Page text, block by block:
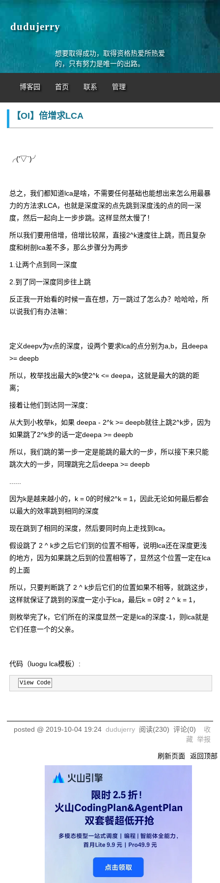
dudujerry
想要取得成功，取得资格热爱所热爱
的，只有努力是唯一的出路。
博客园 首页 联系 管理
【OI】倍增求LCA
╭(′▽`)╯
总之，我们都知道lca是啥，不需要任何基础也能想出来怎么用最暴
力的方法求LCA，也就是深度深的点先跳到深度浅的点的同一深
度，然后一起向上一步步跳。这样显然太慢了！
所以我们要用倍增，倍增比较屌，直接2^k速度往上跳，而且复杂
度和树剖lca差不多，那么步骤分为两步
1.让两个点到同一深度
2.到了同一深度同步往上跳
反正我一开始看的时候一直在想，万一跳过了怎么办？哈哈哈，所
以说我们有办法嘛：
定义deepv为v点的深度，设两个要求lca的点分别为a,b，且deepa
>= deepb
所以，枚举找出最大的k使2^k <= deepa，这就是最大的跳的距
离；
接着让他们到达同一深度：
从大到小枚举k，如果 deepa - 2^k >= deepb就往上跳2^k步，因为
如果跳了2^k步的话一定deepa >= deepb
所以，我们跳的第一步一定是能跳的最大的一步，所以接下来只能
跳次大的一步，同理跳完之后deepa >= deepb
因为k是越来越小的，k = 0的时候2^k = 1，因此无论如何最后都会
以最大的效率跳到相同的深度
现在跳到了相同的深度，然后要同时向上走找到lca。
假设跳了 2 ^ k步之后它们到的位置不相等，说明lca还在深度更浅
的地方，因为如果跳之后到的位置相等了，显然这个位置一定在lca
的上面
所以，只要判断跳了 2 ^ k步后它们的位置如果不相等，就跳这步，
这样就保证了跳到的深度一定小于lca，最后k = 0时 2 ^ k = 1，
则枚举完了k，它们所在的深度显然一定是lca的深度-1，则lca就是
它们任意一个的父亲。
代码（luogu lca模板）:
View Code
posted @ 2019-10-04 19:24 dudujerry 阅读(230) 评论(0) 收
藏 举报
刷新页面 返回顶部